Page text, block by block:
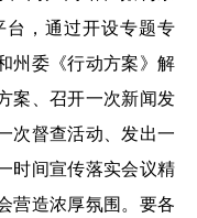
，通过开设专题专
州委《行动方案》解
案、召开一次新闻发
次督查活动、发出一
时间宣传落实会议精
营造浓厚氛围。要各